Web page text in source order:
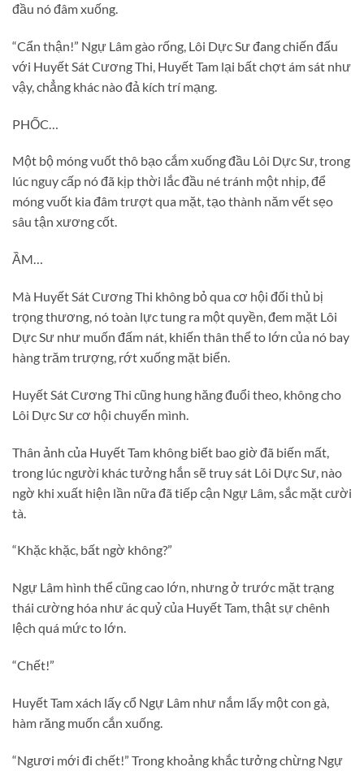
đầu nó đâm xuống.
“Cẩn thận!” Ngự Lâm gào rống, Lôi Dực Sư đang chiến đấu
với Huyết Sát Cương Thi, Huyết Tam lại bất chợt ám sát như
vậy, chẳng khác nào đả kích trí mạng.
PHỐC…
Một bộ móng vuốt thô bạo cắm xuống đầu Lôi Dực Sư, trong
lúc nguy cấp nó đã kịp thời lắc đầu né tránh một nhịp, để
móng vuốt kia đâm trượt qua mặt, tạo thành năm vết sẹo
sâu tận xương cốt.
ẦM…
Mà Huyết Sát Cương Thi không bỏ qua cơ hội đối thủ bị
trọng thương, nó toàn lực tung ra một quyền, đem mặt Lôi
Dực Sư như muốn đấm nát, khiến thân thể to lớn của nó bay
hàng trăm trượng, rớt xuống mặt biển.
Huyết Sát Cương Thi cũng hung hăng đuổi theo, không cho
Lôi Dực Sư cơ hội chuyển mình.
Thân ảnh của Huyết Tam không biết bao giờ đã biến mất,
trong lúc người khác tưởng hắn sẽ truy sát Lôi Dực Sư, nào
ngờ khi xuất hiện lần nữa đã tiếp cận Ngự Lâm, sắc mặt cười
tà.
“Khặc khặc, bất ngờ không?”
Ngự Lâm hình thể cũng cao lớn, nhưng ở trước mặt trạng
thái cường hóa như ác quỷ của Huyết Tam, thật sự chênh
lệch quá mức to lớn.
“Chết!”
Huyết Tam xách lấy cổ Ngự Lâm như nắm lấy một con gà,
hàm răng muốn cắn xuống.
“Ngươi mới đi chết!” Trong khoảng khắc tưởng chừng Ngự